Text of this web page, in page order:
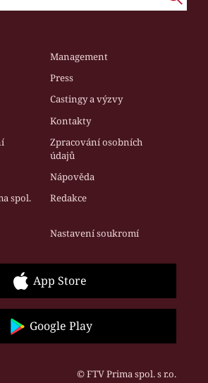
Management
Press
Castingy a výzvy
Kontakty
Zpracování osobních
údajů
Nápověda
spol.
Redakce
Nastavení soukromí
App Store
Google Play
© FTV Prima spol. s r.o.